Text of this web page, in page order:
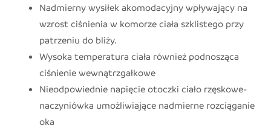
Nadmierny wysiłek akomodacyjny wpływający na
wzrost ciśnienia w komorze ciała szklistego przy
patrzeniu do bliży.
Wysoka temperatura ciała również podnosząca
ciśnienie wewnątrzgałkowe
Nieodpowiednie napięcie otoczki ciało rzęskowe-
naczyniówka umożliwiające nadmierne rozciąganie
oka